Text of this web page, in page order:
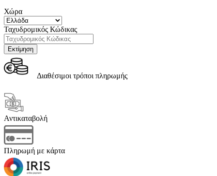
Χώρα
Ταχυδρομικός Κώδικας
Διαθέσιμοι τρόποι πληρωμής
Αντικαταβολή
Πληρωμή με κάρτα